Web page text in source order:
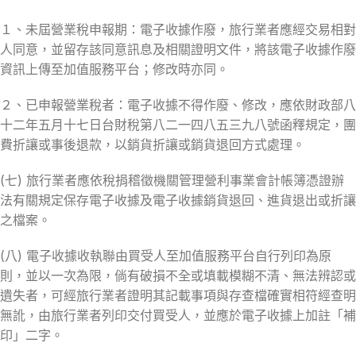
１、未屆營業稅申報期：電子收據作廢，旅行業者應經交易相對
人同意，並留存該同意訊息及相關證明文件，將該電子收據作廢
資訊上傳至加值服務平台；修改時亦同。
２、已申報營業稅者：電子收據不得作廢、修改，應依財政部八
十二年五月十七日台財稅第八二一四八五三九八號函釋規定，團
費折讓或事後退款，以銷貨折讓或銷貨退回方式處理。
(七) 旅行業者應依稅捐稽徵機關管理營利事業會計帳簿憑證辦
法有關規定保存電子收據及電子收據銷貨退回、進貨退出或折讓
之檔案。
(八) 電子收據收執聯由買受人至加值服務平台自行列印為原
則，並以一次為限，倘有破損不全或填載模糊不清、無法辨認或
遺失者，可經旅行業者證明其記載事項與存查檔確實相符經查明
無訛，由旅行業者列印交付買受人，並應於電子收據上加註「補
印」二字。